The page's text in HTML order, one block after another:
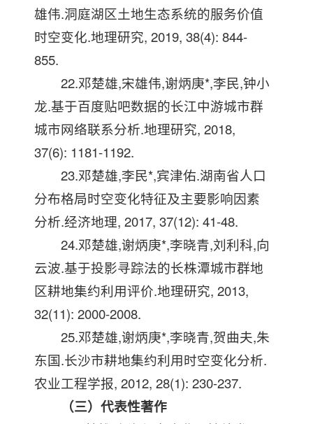
雄伟.洞庭湖区土地生态系统的服务价值
时空变化.地理研究, 2019, 38(4): 844-
855.
22.邓楚雄,宋雄伟,谢炳庚*,李民,钟小
龙.基于百度贴吧数据的长江中游城市群
城市网络联系分析.地理研究, 2018,
37(6): 1181-1192.
23.邓楚雄,李民*,宾津佑.湖南省人口
分布格局时空变化特征及主要影响因素
分析.经济地理, 2017, 37(12): 41-48.
24.邓楚雄,谢炳庚*,李晓青,刘利科,向
云波.基于投影寻踪法的长株潭城市群地
区耕地集约利用评价.地理研究, 2013,
32(11): 2000-2008.
25.邓楚雄,谢炳庚*,李晓青,贺曲夫,朱
东国.长沙市耕地集约利用时空变化分析.
农业工程学报, 2012, 28(1): 230-237.
（三）代表性著作